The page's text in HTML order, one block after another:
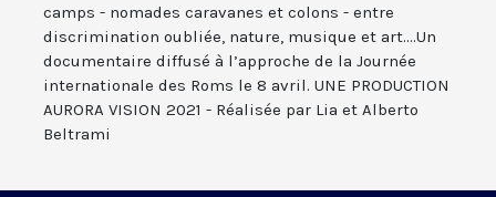
camps - nomades caravanes et colons - entre
discrimination oubliée, nature, musique et art....Un
documentaire diffusé à l’approche de la Journée
internationale des Roms le 8 avril. UNE PRODUCTION
AURORA VISION 2021 - Réalisée par Lia et Alberto
Beltrami